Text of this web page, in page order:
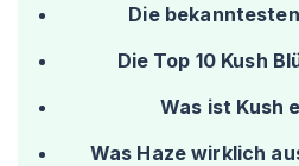
Die
Die Top 10 Kush
Was ist Kush
Was Haze wirklich